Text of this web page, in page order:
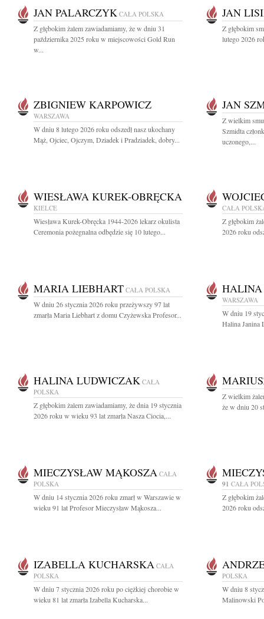
JAN PALARCZYK CAŁA POLSKA
Z głębokim żalem zawiadamiamy, że w dniu 31
października 2025 roku w miejscowości Gold Run
w...
JAN
Z głębokim
lutego 2026
ZBIGNIEW KARPOWICZ
WARSZAWA
W dniu 8 lutego 2026 roku odszedł nasz ukochany
Mąż, Ojciec, Ojczym, Dziadek i Pradziadek, dobry...
JAN
Z wielkim
Szmidta
uczonego,...
WIESŁAWA KUREK-OBRĘCKA
KIELCE
Wiesława Kurek-Obręcka 1944-2026 lekarz okulista
Ceremonia pożegnalna odbędzie się 10 lutego...
CAŁA
Z głębokim
2026 roku
MARIA LIEBHART CAŁA POLSKA
W dniu 26 stycznia 2026 roku przeżywszy 97 lat
zmarła Maria Liebhart z domu Czyżewska Profesor...
WARSZAWA
W dniu 19
Halina Janina
HALINA LUDWICZAK CAŁA
POLSKA
Z głębokim żalem zawiadamiamy, że dnia 19 stycznia
2026 roku w wieku 93 lat zmarła Nasza Ciocia,...
Z wielkim
że w dniu 20
MIECZYSŁAW MĄKOSZA CAŁA
POLSKA
W dniu 14 stycznia 2026 roku zmarł w Warszawie w
wieku 91 lat Profesor Mieczysław Mąkosza...
91 CAŁA
Z głębokim
2026 roku
IZABELLA KUCHARSKA CAŁA
POLSKA
W dniu 7 stycznia 2026 roku po ciężkiej chorobie w
wieku 81 lat zmarła Izabella Kucharska...
POLSKA
W dniu 8
Malinowski